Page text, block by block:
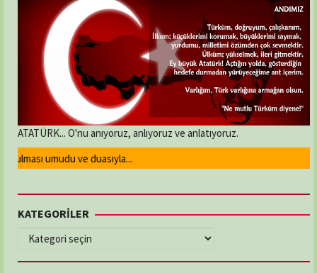
ATATÜRK... O'nu anıyoruz, anlıyoruz ve anlatıyoruz.
umudu ve duasıyla...
KATEGORİLER
KATEGORİLER